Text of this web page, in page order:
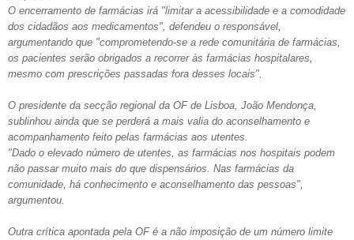
O encerramento de farmácias irá "limitar a acessibilidade e a comodidade
dos cidadãos aos medicamentos", defendeu o responsável,
argumentando que "comprometendo-se a rede comunitária de farmácias,
os pacientes serão obrigados a recorrer às farmácias hospitalares,
mesmo com prescrições passadas fora desses locais".
O presidente da secção regional da OF de Lisboa, João Mendonça,
sublinhou ainda que se perderá a mais valia do aconselhamento e
acompanhamento feito pelas farmácias aos utentes.
"Dado o elevado número de utentes, as farmácias nos hospitais podem
não passar muito mais do que dispensários. Nas farmácias da
comunidade, há conhecimento e aconselhamento das pessoas",
argumentou.
Outra crítica apontada pela OF é a não imposição de um número limite